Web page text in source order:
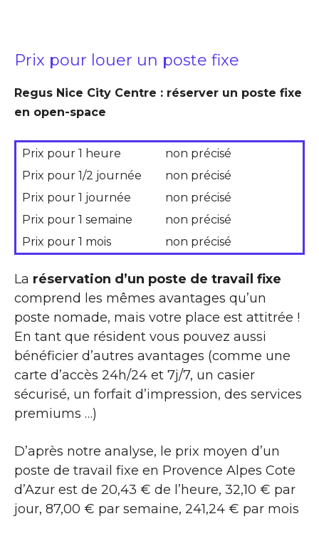
Prix pour louer un poste fixe
Regus Nice City Centre : réserver un poste fixe
en open-space
Prix pour 1 heure
non précisé
Prix pour 1/2 journée
non précisé
Prix pour 1 journée
non précisé
Prix pour 1 semaine
non précisé
Prix pour 1 mois
non précisé
La réservation d’un poste de travail fixe
comprend les mêmes avantages qu’un
poste nomade, mais votre place est attitrée !
En tant que résident vous pouvez aussi
bénéficier d’autres avantages (comme une
carte d’accès 24h/24 et 7j/7, un casier
sécurisé, un forfait d’impression, des services
premiums …)
D’après notre analyse, le prix moyen d’un
poste de travail fixe en Provence Alpes Cote
d’Azur est de 20,43 € de l’heure, 32,10 € par
jour, 87,00 € par semaine, 241,24 € par mois